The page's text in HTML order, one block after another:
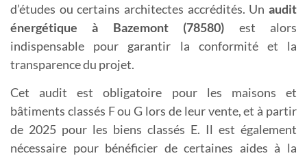
d’études ou certains architectes accrédités. Un audit
énergétique à Bazemont (78580) est alors
indispensable pour garantir la conformité et la
transparence du projet.
Cet audit est obligatoire pour les maisons et
bâtiments classés F ou G lors de leur vente, et à partir
de 2025 pour les biens classés E. Il est également
nécessaire pour bénéficier de certaines aides à la